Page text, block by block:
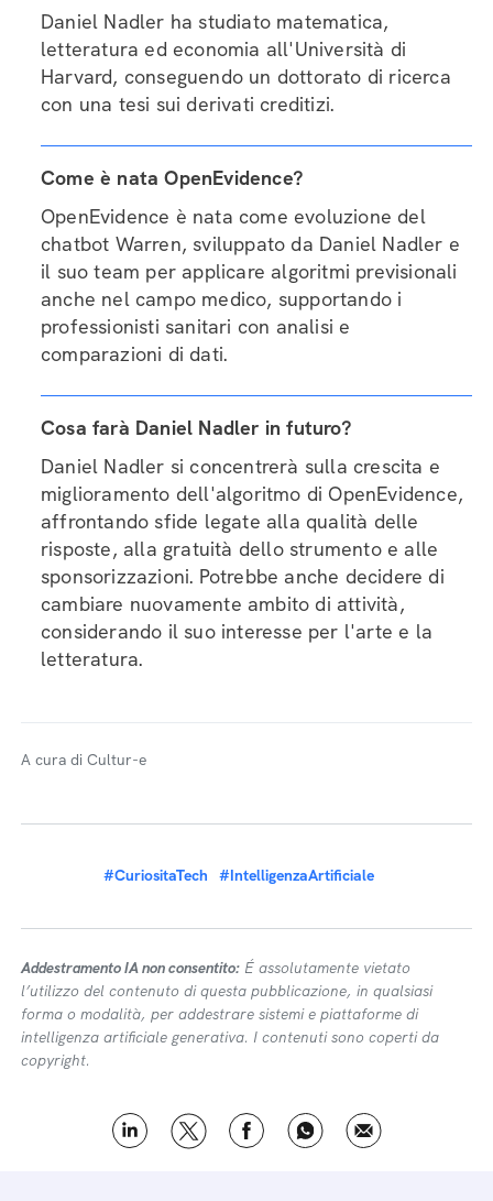
Daniel Nadler ha studiato matematica,
letteratura ed economia all'Università di
Harvard, conseguendo un dottorato di ricerca
con una tesi sui derivati creditizi.
Come è nata OpenEvidence?
OpenEvidence è nata come evoluzione del
chatbot Warren, sviluppato da Daniel Nadler e
il suo team per applicare algoritmi previsionali
anche nel campo medico, supportando i
professionisti sanitari con analisi e
comparazioni di dati.
Cosa farà Daniel Nadler in futuro?
Daniel Nadler si concentrerà sulla crescita e
miglioramento dell'algoritmo di OpenEvidence,
affrontando sfide legate alla qualità delle
risposte, alla gratuità dello strumento e alle
sponsorizzazioni. Potrebbe anche decidere di
cambiare nuovamente ambito di attività,
considerando il suo interesse per l'arte e la
letteratura.
A cura di Cultur-e
#CuriositaTech #IntelligenzaArtificiale
Addestramento IA non consentito: É assolutamente vietato
l’utilizzo del contenuto di questa pubblicazione, in qualsiasi
forma o modalità, per addestrare sistemi e piattaforme di
intelligenza artificiale generativa. I contenuti sono coperti da
copyright.